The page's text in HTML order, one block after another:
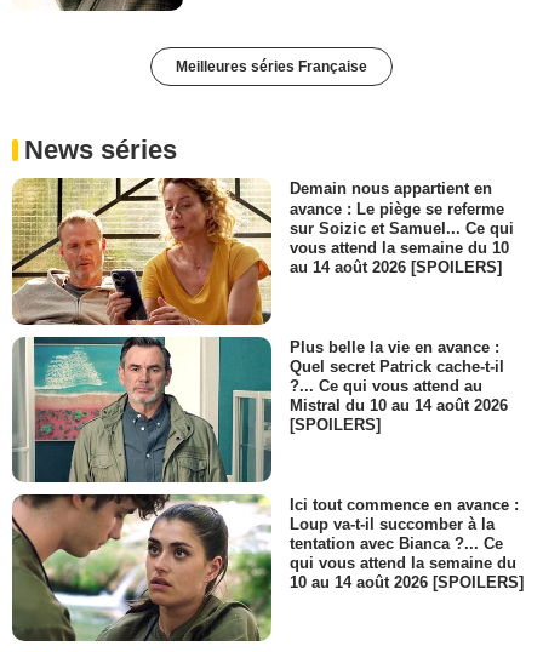
Meilleures séries Française
News séries
Demain nous appartient en
avance : Le piège se referme
sur Soizic et Samuel... Ce qui
vous attend la semaine du 10
au 14 août 2026 [SPOILERS]
Plus belle la vie en avance :
Quel secret Patrick cache-t-il
?... Ce qui vous attend au
Mistral du 10 au 14 août 2026
[SPOILERS]
Ici tout commence en avance :
Loup va-t-il succomber à la
tentation avec Bianca ?... Ce
qui vous attend la semaine du
10 au 14 août 2026 [SPOILERS]